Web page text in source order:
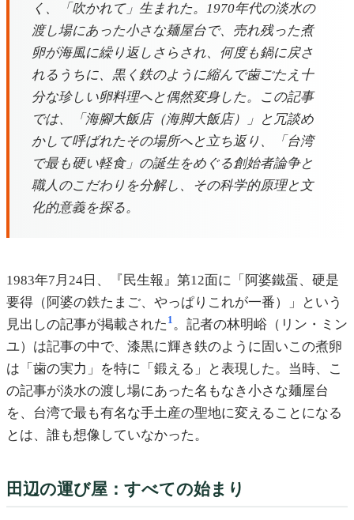
く、「吹かれて」生まれた。1970年代の淡水の
渡し場にあった小さな麺屋台で、売れ残った煮
卵が海風に繰り返しさらされ、何度も鍋に戻さ
れるうちに、黒く鉄のように縮んで歯ごたえ十
分な珍しい卵料理へと偶然変身した。この記事
では、「海腳大飯店（海脚大飯店）」と冗談め
かして呼ばれたその場所へと立ち返り、「台湾
で最も硬い軽食」の誕生をめぐる創始者論争と
職人のこだわりを分解し、その科学的原理と文
化的意義を探る。
1983年7月24日、『民生報』第12面に「阿婆鐵蛋、硬是
要得（阿婆の鉄たまご、やっぱりこれが一番）」という
見出しの記事が掲載された 1。記者の林明峪（リン・ミン
ユ）は記事の中で、漆黒に輝き鉄のように固いこの煮卵
は「歯の実力」を特に「鍛える」と表現した。当時、こ
の記事が淡水の渡し場にあった名もなき小さな麺屋台
を、台湾で最も有名な手土産の聖地に変えることになる
とは、誰も想像していなかった。
田辺の運び屋：すべての始まり